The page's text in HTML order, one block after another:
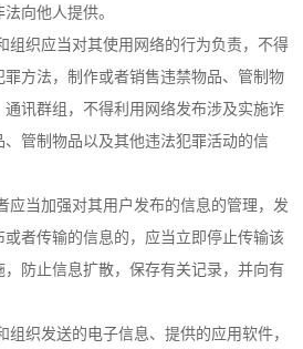
向他人提供。
织应当对其使用网络的行为负责，不得
方法，制作或者销售违禁物品、管制物
讯群组，不得利用网络发布涉及实施诈
管制物品以及其他违法犯罪活动的信
当加强对其用户发布的信息的管理，发
者传输的信息的，应当立即停止传输该
防止信息扩散，保存有关记录，并向有
织发送的电子信息、提供的应用软件，